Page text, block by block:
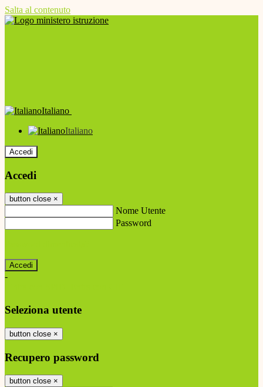
Salta al contenuto
Italiano
Italiano
Accedi
Accedi
button close ×
Nome Utente
Password
-
Seleziona utente
button close ×
Recupero password
button close ×